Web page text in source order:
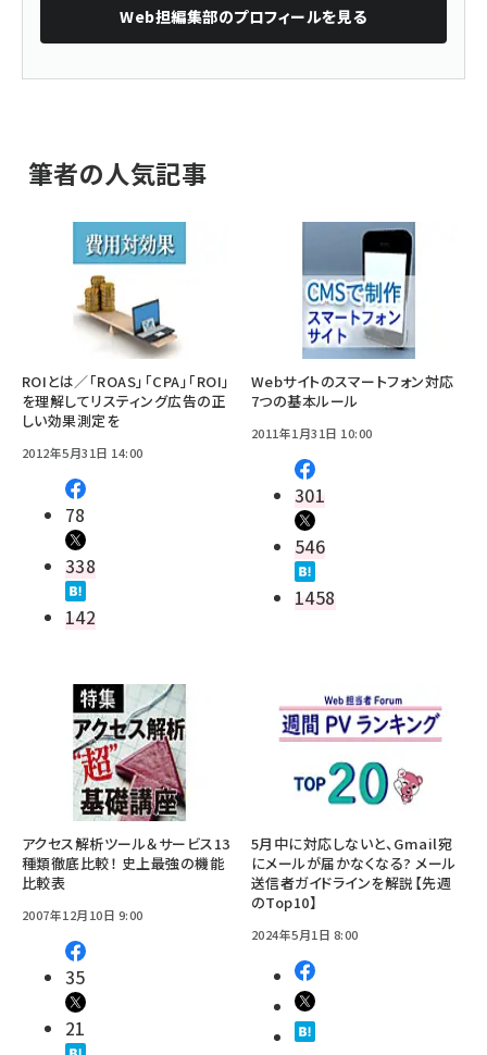
Web担編集部のプロフィールを見る
筆者の人気記事
ROIとは／「ROAS」「CPA」「ROI」
を理解してリスティング広告の正
しい効果測定を
2012年5月31日 14:00
78
338
142
Webサイトのスマートフォン対応
7つの基本ルール
2011年1月31日 10:00
301
546
1458
アクセス解析ツール＆サービス13
種類徹底比較！ 史上最強の機能
比較表
2007年12月10日 9:00
35
21
5月中に対応しないと、Gmail宛
にメールが届かなくなる? メール
送信者ガイドラインを解説【先週
のTop10】
2024年5月1日 8:00